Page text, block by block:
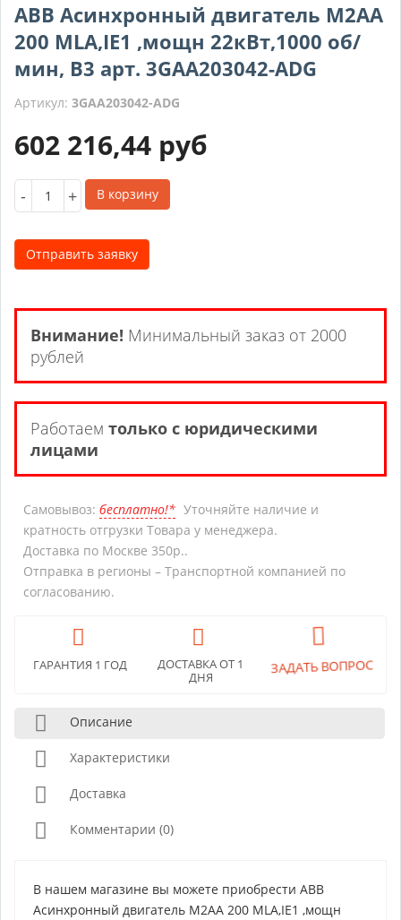
ABB Асинхронный двигатель M2AA
200 MLA,IE1 ,мощн 22кВт,1000 об/
мин, B3 арт. 3GAA203042-ADG
Артикул: 3GAA203042-ADG
602 216,44 руб
- + В корзину
Отправить заявку
Внимание! Минимальный заказ от 2000
рублей
Работаем только с юридическими
лицами
Самовывоз: бесплатно!* Уточняйте наличие и
кратность отгрузки Товара у менеджера.
Доставка по Москве 350р..
Отправка в регионы – Транспортной компанией по
согласованию.
ГАРАНТИЯ 1 ГОД
ДОСТАВКА ОТ 1
ДНЯ
ЗАДАТЬ ВОПРОС
Описание
Характеристики
Доставка
Комментарии (0)
В нашем магазине вы можете приобрести ABB
Асинхронный двигатель M2AA 200 MLA,IE1 ,мощн